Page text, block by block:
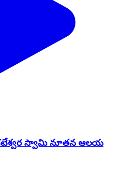
స్వామి నూతన ఆలయ